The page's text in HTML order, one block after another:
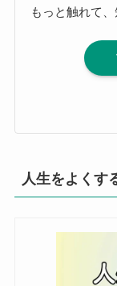
もっと触れて
人生をよくす